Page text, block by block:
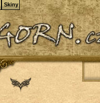
Skiny